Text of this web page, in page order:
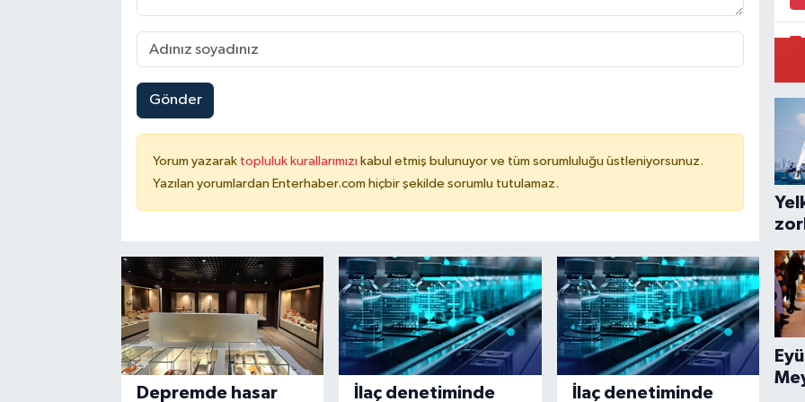
Gönder
Yorum yazarak topluluk kurallarımızı kabul etmiş bulunuyor ve tüm sorumluluğu üstleniyorsunuz.
Yazılan yorumlardan Enterhaber.com hiçbir şekilde sorumlu tutulamaz.
Depremde hasar İlaç denetiminde İlaç denetiminde
ilk